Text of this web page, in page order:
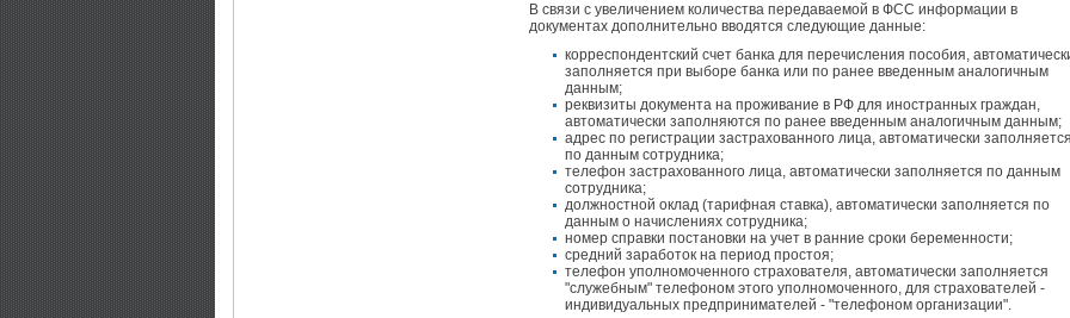
В связи с увеличением количества передаваемой в ФСС информации в
документах дополнительно вводятся следующие данные:
корреспондентский счет банка для перечисления пособия,
заполняется при выборе банка или по ранее введенным аналогичным
данным;
реквизиты документа на проживание в РФ для иностранных граждан,
автоматически заполняются по ранее введенным аналогичным данным;
адрес по регистрации застрахованного лица, автоматически
по данным сотрудника;
телефон застрахованного лица, автоматически заполняется по данным
сотрудника;
должностной оклад (тарифная ставка), автоматически заполняется по
данным о начислениях сотрудника;
номер справки постановки на учет в ранние сроки беременности;
средний заработок на период простоя;
телефон уполномоченного страхователя, автоматически заполняется
"служебным" телефоном этого уполномоченного, для страхователей -
индивидуальных предпринимателей - "телефоном организации".